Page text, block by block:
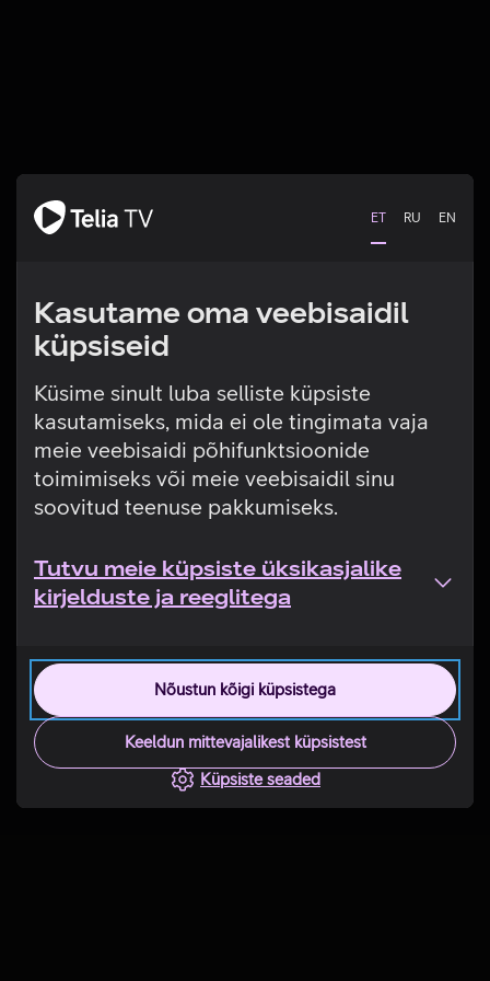
ET RU EN
Kasutame oma veebisaidil
küpsiseid
Küsime sinult luba selliste küpsiste
kasutamiseks, mida ei ole tingimata vaja
meie veebisaidi põhifunktsioonide
toimimiseks või meie veebisaidil sinu
soovitud teenuse pakkumiseks.
Tutvu meie küpsiste üksikasjalike
kirjelduste ja reeglitega
Nõustun kõigi küpsistega
Keeldun mittevajalikest küpsistest
Küpsiste seaded
Tehniline viga